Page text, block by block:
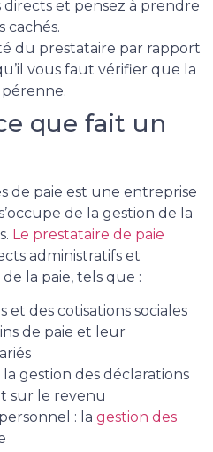
directs et pensez à prendre
cachés.
du prestataire par rapport
vous faut vérifier que la
que fait un
de paie est une entreprise
de la gestion de la
Le prestataire de paie
administratifs et
la paie, tels que :
et des cotisations sociales
de paie et leur
la gestion des déclarations
sur le revenu
: la gestion des